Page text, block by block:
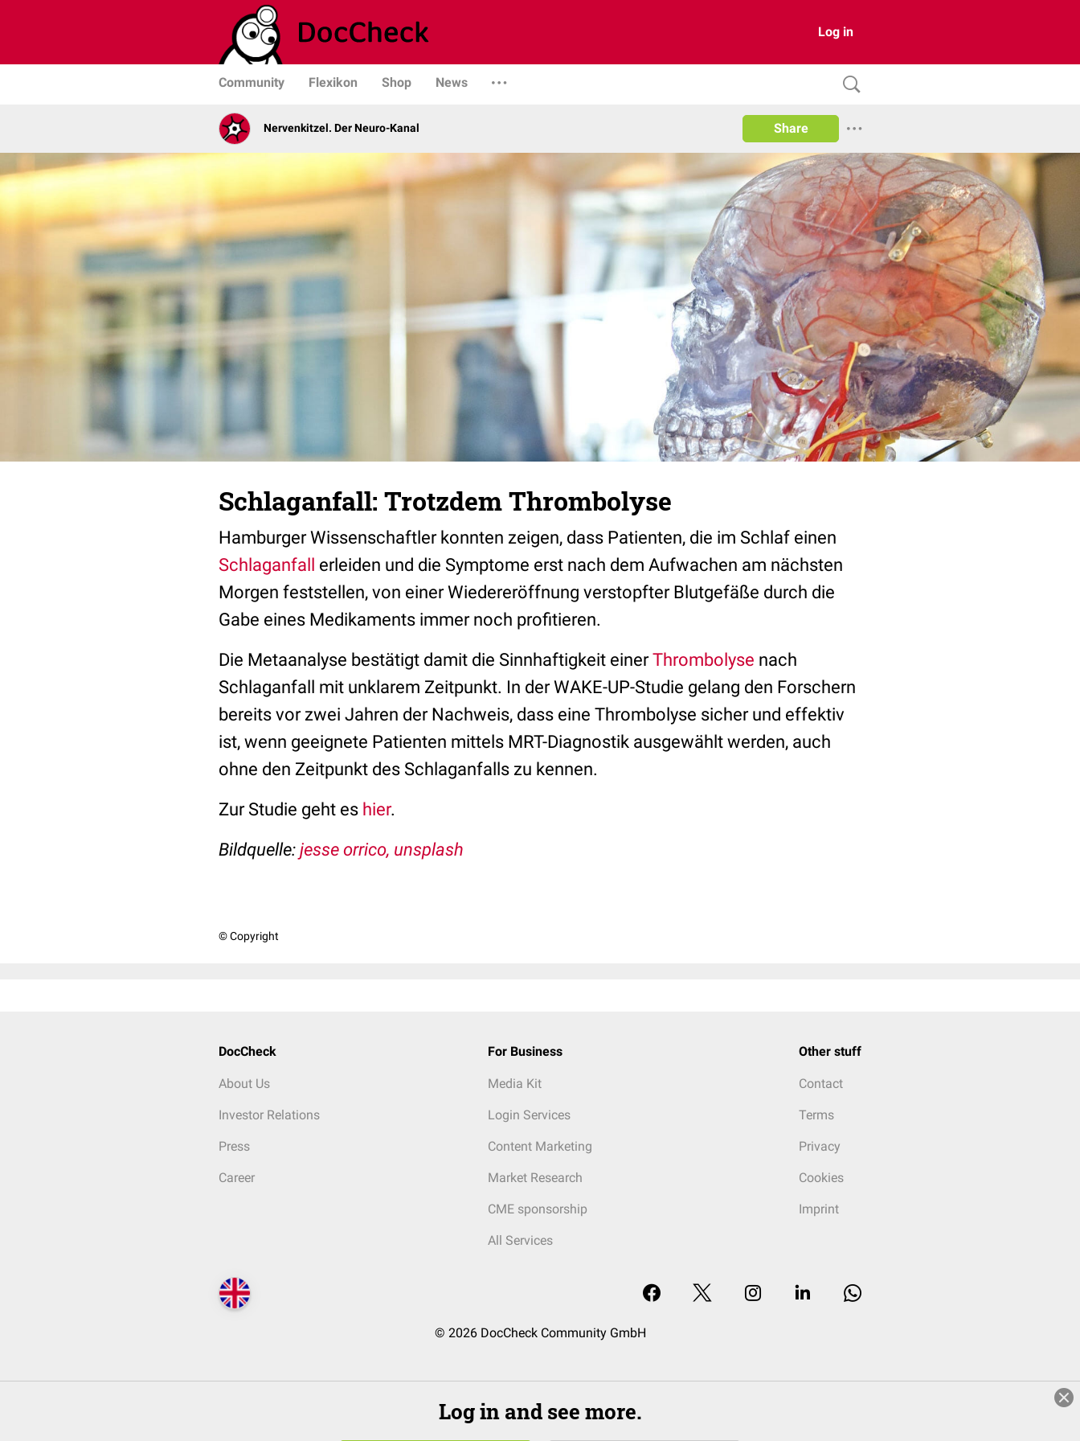
Log in
Community Flexikon Shop News
Nervenkitzel. Der Neuro-Kanal Share
Schlaganfall: Trotzdem Thrombolyse
Hamburger Wissenschaftler konnten zeigen, dass Patienten, die im Schlaf einen
Schlaganfall erleiden und die Symptome erst nach dem Aufwachen am nächsten
Morgen feststellen, von einer Wiedereröffnung verstopfter Blutgefäße durch die
Gabe eines Medikaments immer noch profitieren.
Die Metaanalyse bestätigt damit die Sinnhaftigkeit einerThrombolyse nach
Schlaganfall mit unklarem Zeitpunkt. In der WAKE-UP-Studie gelang den Forschern
bereits vor zwei Jahren der Nachweis, dass eine Thrombolyse sicher und effektiv
ist, wenn geeignete Patienten mittels MRT-Diagnostik ausgewählt werden, auch
ohne den Zeitpunkt des Schlaganfalls zu kennen.
Zur Studie geht es hier.
Bildquelle: jesse orrico, unsplash
© Copyright
DocCheck
About Us
Investor Relations
Press
Career
For Business
Media Kit
Login Services
Content Marketing
Market Research
CME sponsorship
All Services
Other stuff
Contact
Terms
Privacy
Cookies
Imprint
© 2026 DocCheck Community GmbH
Log in and see more.